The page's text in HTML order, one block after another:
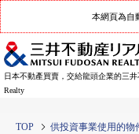
本網頁為自
日本不動產買賣，交給龍頭企業的三
Realty
TOP 供投資事業使用的物